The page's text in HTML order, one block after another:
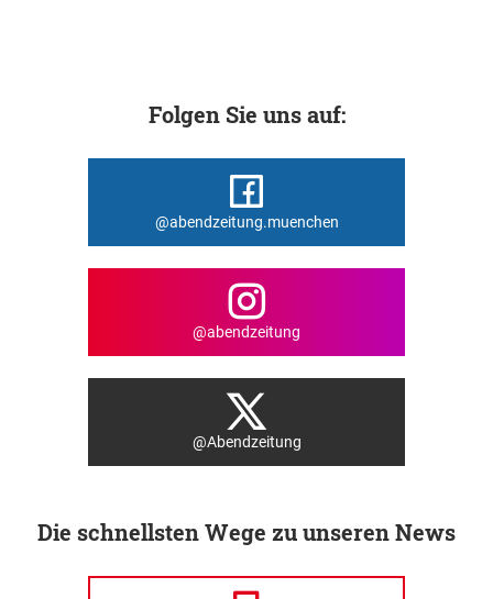
Folgen Sie uns auf:
@abendzeitung.muenchen
@abendzeitung
@Abendzeitung
Die schnellsten Wege zu unseren News